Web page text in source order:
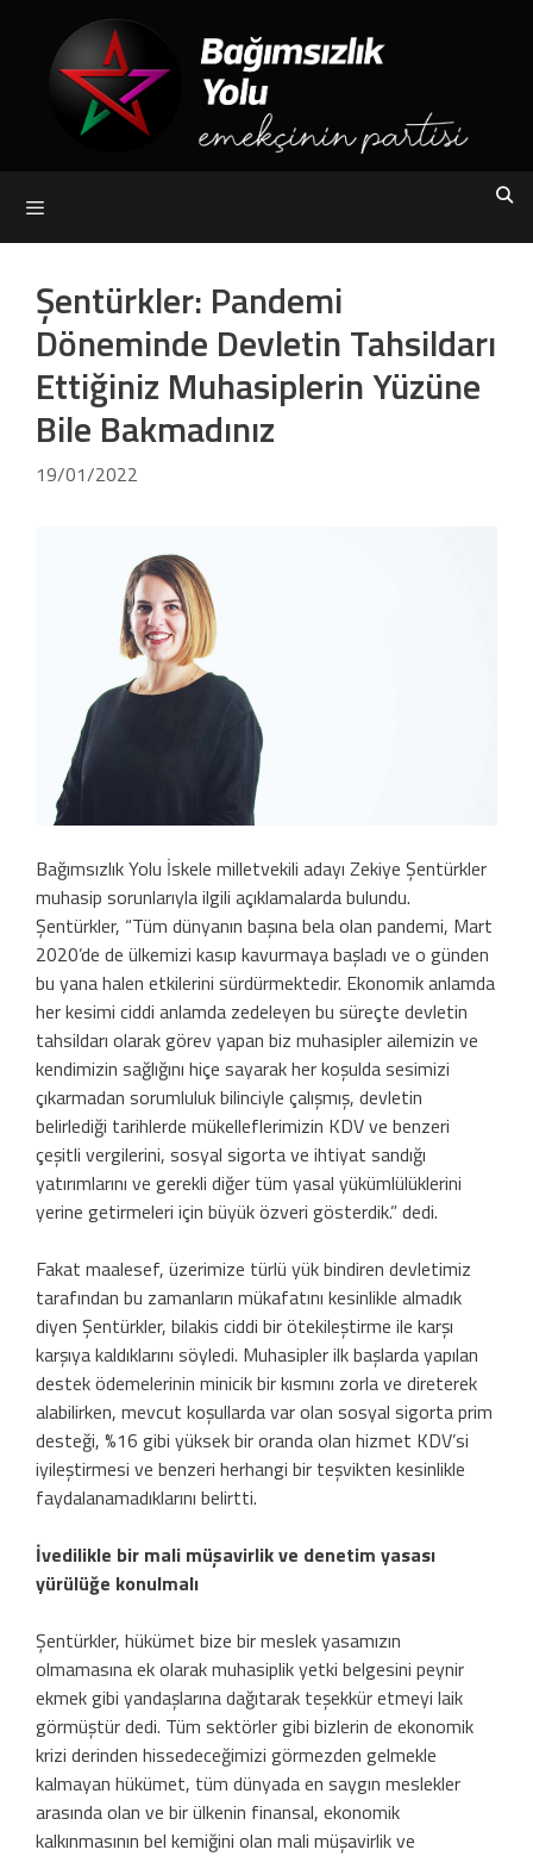
content
Şentürkler: Pandemi
Döneminde Devletin Tahsildarı
Ettiğiniz Muhasiplerin Yüzüne
Bile Bakmadınız
19/01/2022
Bağımsızlık Yolu İskele milletvekili adayı Zekiye Şentürkler
muhasip sorunlarıyla ilgili açıklamalarda bulundu.
Şentürkler, “Tüm dünyanın başına bela olan pandemi, Mart
2020’de de ülkemizi kasıp kavurmaya başladı ve o günden
bu yana halen etkilerini sürdürmektedir. Ekonomik anlamda
her kesimi ciddi anlamda zedeleyen bu süreçte devletin
tahsildarı olarak görev yapan biz muhasipler ailemizin ve
kendimizin sağlığını hiçe sayarak her koşulda sesimizi
çıkarmadan sorumluluk bilinciyle çalışmış, devletin
belirlediği tarihlerde mükelleflerimizin KDV ve benzeri
çeşitli vergilerini, sosyal sigorta ve ihtiyat sandığı
yatırımlarını ve gerekli diğer tüm yasal yükümlülüklerini
yerine getirmeleri için büyük özveri gösterdik.” dedi.
Fakat maalesef, üzerimize türlü yük bindiren devletimiz
tarafından bu zamanların mükafatını kesinlikle almadık
diyen Şentürkler, bilakis ciddi bir ötekileştirme ile karşı
karşıya kaldıklarını söyledi. Muhasipler ilk başlarda yapılan
destek ödemelerinin minicik bir kısmını zorla ve direterek
alabilirken, mevcut koşullarda var olan sosyal sigorta prim
desteği, %16 gibi yüksek bir oranda olan hizmet KDV’si
iyileştirmesi ve benzeri herhangi bir teşvikten kesinlikle
faydalanamadıklarını belirtti.
İvedilikle bir mali müşavirlik ve denetim yasası
yürülüğe konulmalı
Şentürkler, hükümet bize bir meslek yasamızın
olmamasına ek olarak muhasiplik yetki belgesini peynir
ekmek gibi yandaşlarına dağıtarak teşekkür etmeyi laik
görmüştür dedi. Tüm sektörler gibi bizlerin de ekonomik
krizi derinden hissedeceğimizi görmezden gelmekle
kalmayan hükümet, tüm dünyada en saygın meslekler
arasında olan ve bir ülkenin finansal, ekonomik
kalkınmasının bel kemiğini olan mali müşavirlik ve